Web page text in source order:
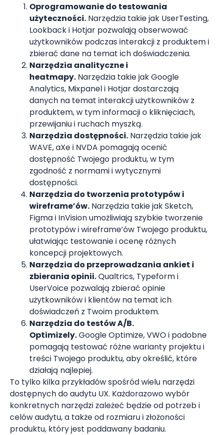
Oprogramowanie do testowania
użyteczności. Narzędzia takie jak UserTesting,
Lookback i Hotjar pozwalają obserwować
użytkowników podczas interakcji z produktem i
zbierać dane na temat ich doświadczenia.
Narzędzia analityczne i
heatmapy. Narzędzia takie jak Google
Analytics, Mixpanel i Hotjar dostarczają
danych na temat interakcji użytkowników z
produktem, w tym informacji o kliknięciach,
przewijaniu i ruchach myszką.
Narzędzia dostępności. Narzędzia takie jak
WAVE, aXe i NVDA pomagają ocenić
dostępność Twojego produktu, w tym
zgodność z normami i wytycznymi
dostępności.
Narzędzia do tworzenia prototypów i
wireframe’ów. Narzędzia takie jak Sketch,
Figma i InVision umożliwiają szybkie tworzenie
prototypów i wireframe’ów Twojego produktu,
ułatwiając testowanie i ocenę różnych
koncepcji projektowych.
Narzędzia do przeprowadzania ankiet i
zbierania opinii.Qualtrics, Typeform i
UserVoice pozwalają zbierać opinie
użytkowników i klientów na temat ich
doświadczeń z Twoim produktem.
Narzędzia do testów A/B.
Optimizely.Google Optimize, VWO i podobne
pomagają testować różne warianty projektu i
treści Twojego produktu, aby określić, które
działają najlepiej.
To tylko kilka przykładów spośród wielu narzędzi
dostępnych do audytu UX. Każdorazowo wybór
konkretnych narzędzi zależeć będzie od potrzeb i
celów audytu, a także od rozmiaru i złożoności
produktu, który jest poddawany badaniu.